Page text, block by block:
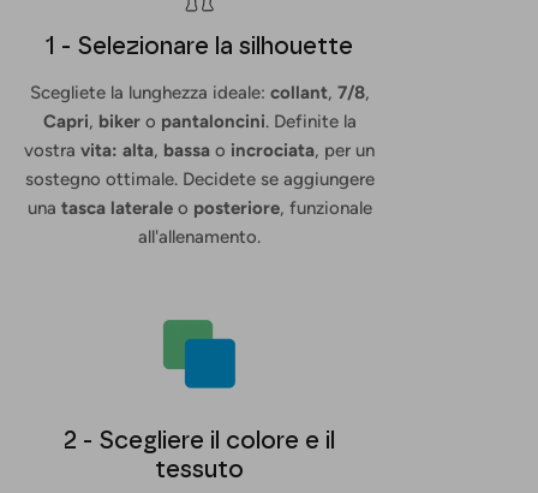
1 - Selezionare la silhouette
Scegliete la lunghezza ideale: collant, 7/8,
Capri, bikero pantaloncini. Definite la
vostra vita: alta, bassa o incrociata, per un
sostegno ottimale. Decidete se aggiungere
una tasca lateraleo posteriore, funzionale
all'allenamento.
2 - Scegliere il colore e il
tessuto